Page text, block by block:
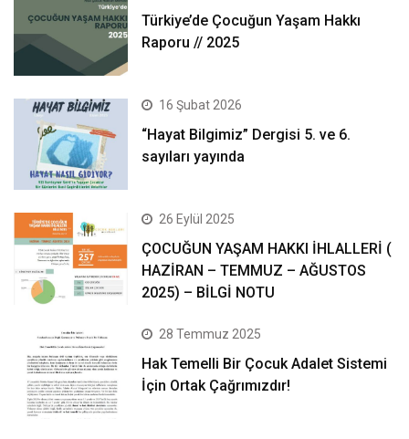
Türkiye’de Çocuğun Yaşam Hakkı
Raporu // 2025
16 Şubat 2026
“Hayat Bilgimiz” Dergisi 5. ve 6.
sayıları yayında
26 Eylül 2025
ÇOCUĞUN YAŞAM HAKKI İHLALLERİ (
HAZİRAN – TEMMUZ – AĞUSTOS
2025) – BİLGİ NOTU
28 Temmuz 2025
Hak Temelli Bir Çocuk Adalet Sistemi
İçin Ortak Çağrımızdır!